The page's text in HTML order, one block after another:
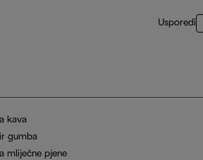
Usporedi
kava
gumba
mliječne pjene